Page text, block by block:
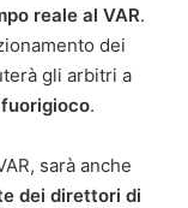
reale al VAR.
dei
gli arbitri a
.
sarà anche
dei direttori di